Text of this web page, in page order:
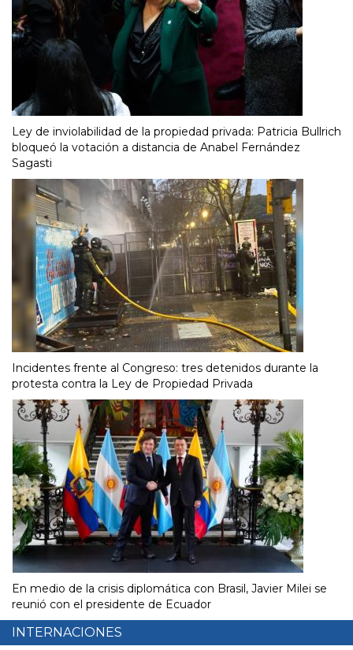
Ley de inviolabilidad de la propiedad privada: Patricia Bullrich
bloqueó la votación a distancia de Anabel Fernández
Sagasti
Incidentes frente al Congreso: tres detenidos durante la
protesta contra la Ley de Propiedad Privada
En medio de la crisis diplomática con Brasil, Javier Milei se
reunió con el presidente de Ecuador
INTERNACIONES